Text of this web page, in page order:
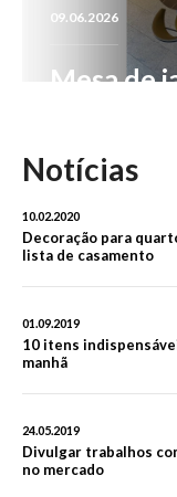
09.06.2026
Mesa de
LER MAIS
Como
mesa de jantar
para sua casa.
Notícias
10.02.2020
Decoração para
lista de casamento
01.09.2019
10 itens
manhã
24.05.2019
Divulgar trabalhos
no mercado